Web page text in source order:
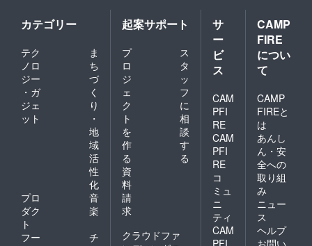
会場に
お越し
くださ
い。ご
家族や
親族が
集まり
受けた
い方
は、打
ち合わ
せをし
てご自
宅など
でお話
をさせ
て頂き
ます。
『ゆか
りの』
プラス
カテゴリー
テク
ノロ
ジー
・ガ
ジェ
ット
ま
ち
づ
く
り
・
地
域
活
性
化
プロ
ダク
ト
音
楽
フー
チ
起案サポート
プ
ロ
ジ
ェ
ク
ト
を
作
る
ス
タ
ッ
フ
に
相
談
す
る
資
料
請
求
クラウドファ
サ
ー
ビ
ス
CAM
PFI
RE
CAM
PFI
RE
コ
ミュ
ニ
ティ
CAM
PFI
CAMP
FIRE
につい
て
CAMP
FIREと
は
あんし
ん・安
全への
取り組
み
ニュー
ス
ヘルプ
お問い